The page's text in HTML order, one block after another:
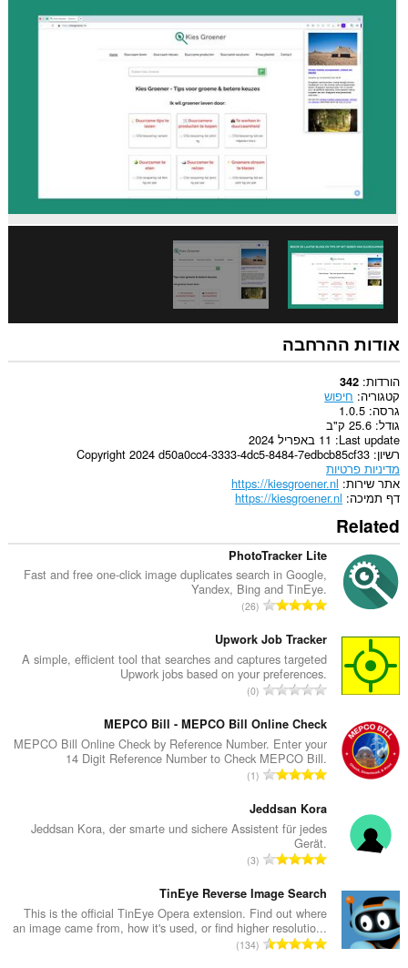
אודות ההרחבה
הורדות 342
קטגוריה חיפוש
גרסה 1.0.5
גודל 25.6 ק"ב
Last update 11 באפריל 2024
רשיון Copyright 2024 d50a0cc4-3333-4dc5-8484-7edbcb85cf33
מדיניות פרטיות
אתר שירות https://kiesgroener.nl
דף תמיכה https://kiesgroener.nl
Related
PhotoTracker Lite
Fast and free one-click image duplicates search in Google,
Yandex, Bing and TinEye.
מ
פ
ר
ד
י
ו
ג
י
ם
:
26
Upwork Job Tracker
A simple, efficient tool that searches and captures targeted
Upwork jobs based on your preferences.
מ
פ
ר
ד
י
ו
ג
י
ם
:
0
MEPCO Bill - MEPCO Bill Online Check
MEPCO Bill Online Check by Reference Number. Enter your
14 Digit Reference Number to Check MEPCO Bill.
מ
פ
ר
י
ו
ג
י
ם
1
Jeddsan Kora
Jeddsan Kora, der smarte und sichere Assistent für jedes
Gerät.
מ
פ
ר
ד
י
3
TinEye Reverse Image Search
This is the official TinEye Opera extension. Find out where
an image came from, how it's used, or find higher resolutio...
מ134